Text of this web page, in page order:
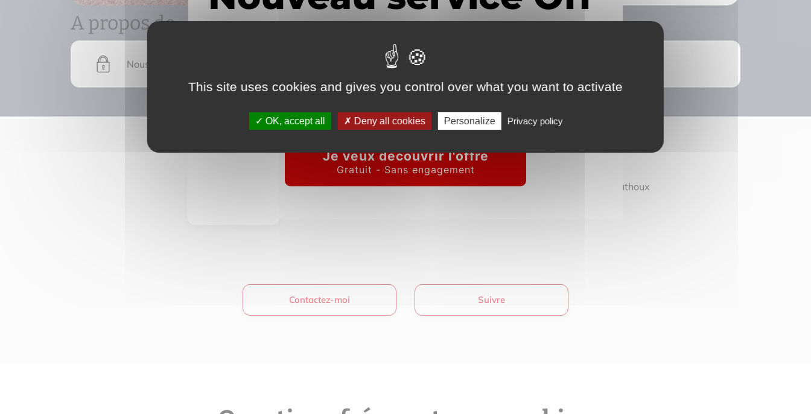
A propos de
Nous devons vérifier votre email pour voir les détails du bien vendu
IMMOFRONTIERE
17C chemin des huches - 74100 Vétraz-Monthoux
Contactez-moi Suivre
This site uses cookies and gives you control over what you want to activate
OK, accept all Deny all cookies Personalize Privacy policy